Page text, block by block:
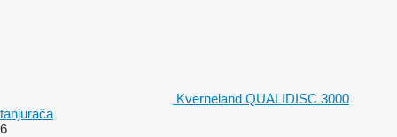
Kverneland QUALIDISC 3000
tanjurača
6